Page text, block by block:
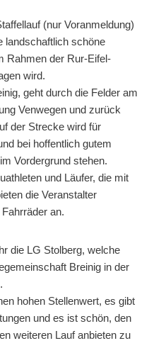
(nur Voranmeldung)
landschaftlich schöne
Rahmen der Rur-Eifel-
wird.
geht durch die Felder am
Venwegen und zurück
der Strecke wird für
bei hoffentlich gutem
Vordergrund stehen.
und Läufer, die mit
die Veranstalter
an.
die LG Stolberg, welche
Breinig in der
hohen Stellenwert, es gibt
und es ist schön, den
weiteren Lauf anbieten zu